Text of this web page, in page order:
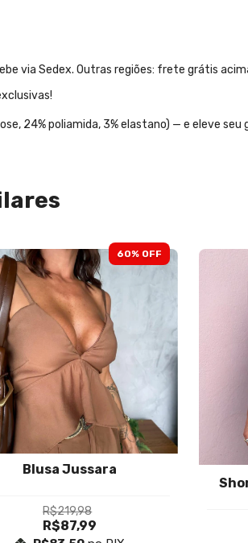
via Sedex. Outras regiões: frete grátis
24% poliamida, 3% elastano) — e eleve
60% OFF
Blusa Jussara
R$219,98
R$87,99